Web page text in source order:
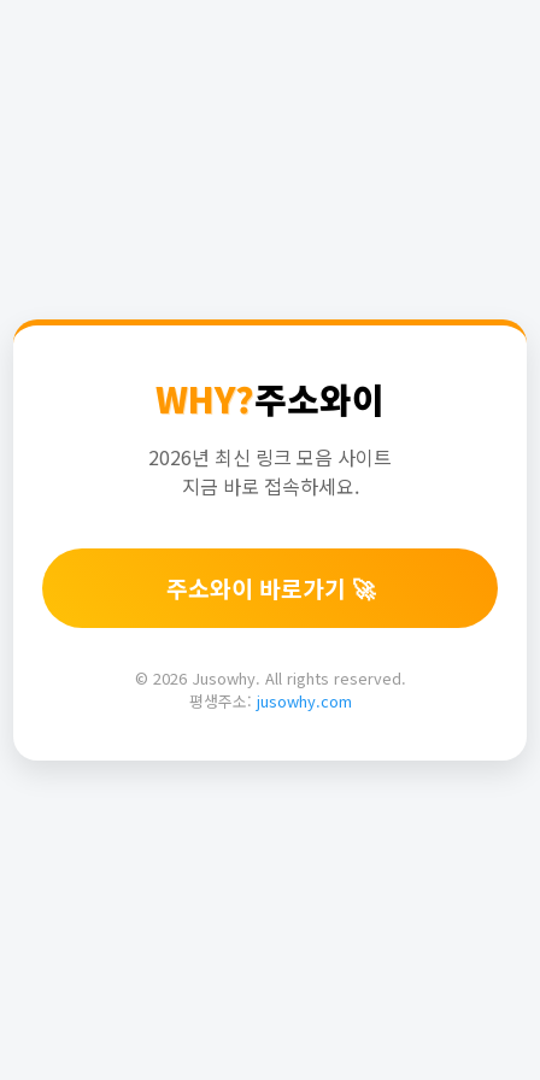
WHY?주소와이
2026년 최신 링크 모음 사이트
지금 바로 접속하세요.
주소와이 바로가기 🚀
© 2026 Jusowhy. All rights reserved.
평생주소: jusowhy.com